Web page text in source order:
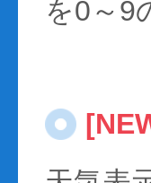
を0～9